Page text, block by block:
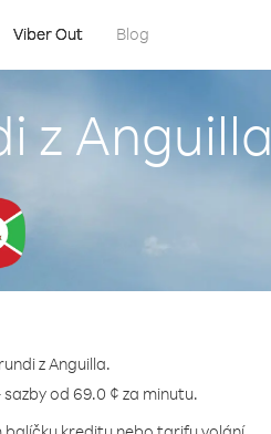
Viber Out Blog
z Anguilla
z Anguilla.
od 69.0 ¢ za minutu.